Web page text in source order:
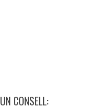
UN CONSELL: